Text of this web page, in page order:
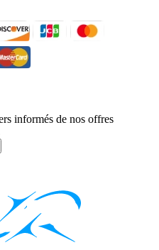
informés de nos offres